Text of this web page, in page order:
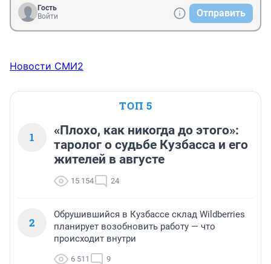
Гость
Войти
Отправить
Новости СМИ2
ТОП 5
1
«Плохо, как никогда до этого»:
таролог о судьбе Кузбасса и его
жителей в августе
15 154 24
2
Обрушившийся в Кузбассе склад Wildberries
планирует возобновить работу — что
происходит внутри
6 511 9